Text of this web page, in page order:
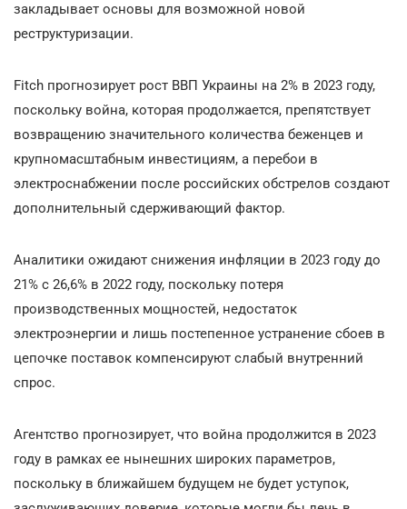
закладывает основы для возможной новой
реструктуризации.
Fitch прогнозирует рост ВВП Украины на 2% в 2023 году,
поскольку война, которая продолжается, препятствует
возвращению значительного количества беженцев и
крупномасштабным инвестициям, а перебои в
электроснабжении после российских обстрелов создают
дополнительный сдерживающий фактор.
Аналитики ожидают снижения инфляции в 2023 году до
21% с 26,6% в 2022 году, поскольку потеря
производственных мощностей, недостаток
электроэнергии и лишь постепенное устранение сбоев в
цепочке поставок компенсируют слабый внутренний
спрос.
Агентство прогнозирует, что война продолжится в 2023
году в рамках ее нынешних широких параметров,
поскольку в ближайшем будущем не будет уступок,